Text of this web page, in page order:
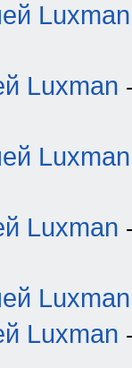
Luxman
Luxman
Luxman
Luxman
Luxman
Luxman